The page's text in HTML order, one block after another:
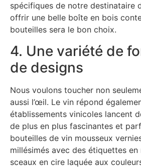
spécifiques de notre destinataire
offrir une belle boîte en bois
bouteilles sera le bon choix.
4. Une variété de
de designs
Nous voulons toucher non
aussi l’œil. Le vin répond
établissements vinicoles lancent
de plus en plus fascinantes et
bouteilles de vin mousseux
millésimés avec des étiquettes en
sceaux en cire laquée aux